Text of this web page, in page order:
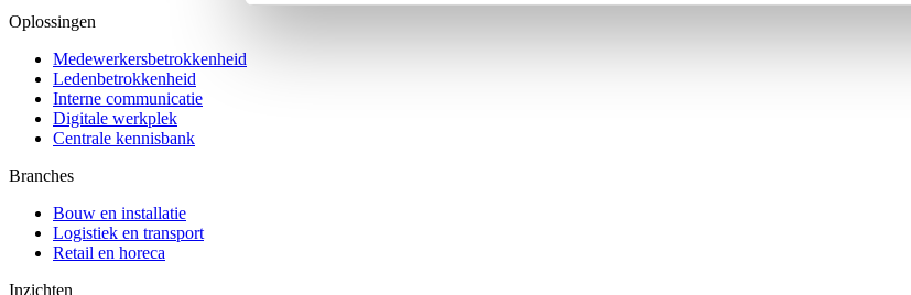
Oplossingen
Medewerkersbetrokkenheid
Ledenbetrokkenheid
Interne communicatie
Digitale werkplek
Centrale kennisbank
Branches
Bouw en installatie
Logistiek en transport
Retail en horeca
Inzichten